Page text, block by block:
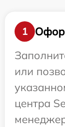
1
или
центра